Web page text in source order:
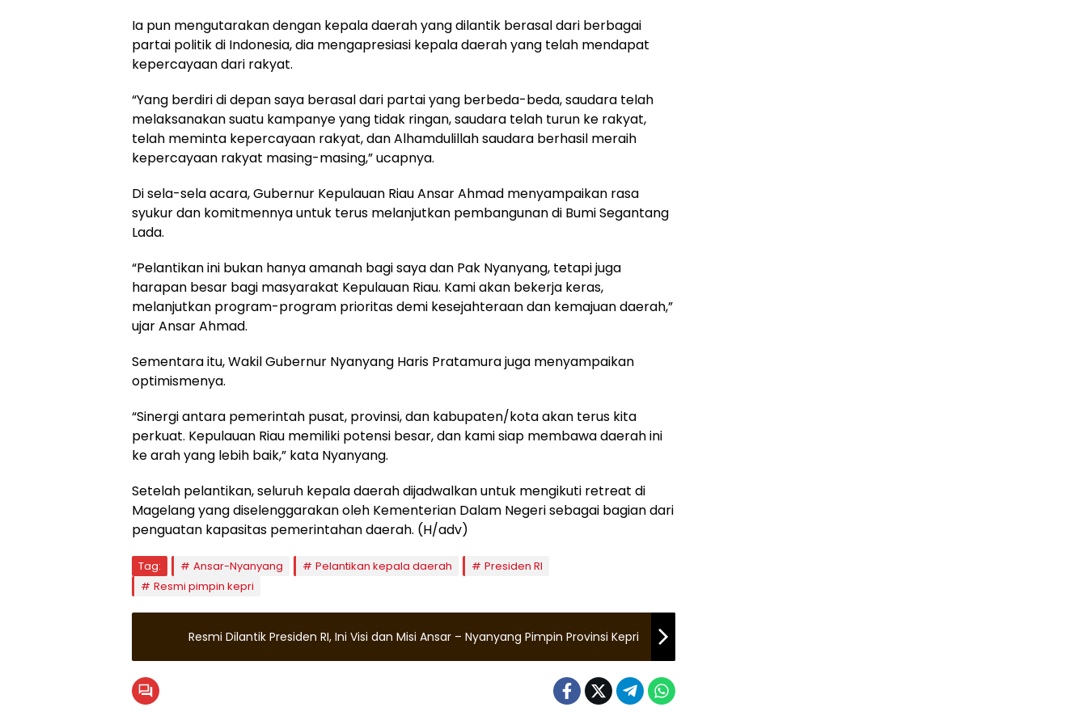
Ia pun mengutarakan dengan kepala daerah yang dilantik berasal dari berbagai
partai politik di Indonesia, dia mengapresiasi kepala daerah yang telah mendapat
kepercayaan dari rakyat.
“Yang berdiri di depan saya berasal dari partai yang berbeda-beda, saudara telah
melaksanakan suatu kampanye yang tidak ringan, saudara telah turun ke rakyat,
telah meminta kepercayaan rakyat, dan Alhamdulillah saudara berhasil meraih
kepercayaan rakyat masing-masing,” ucapnya.
Di sela-sela acara, Gubernur Kepulauan Riau Ansar Ahmad menyampaikan rasa
syukur dan komitmennya untuk terus melanjutkan pembangunan di Bumi Segantang
Lada.
“Pelantikan ini bukan hanya amanah bagi saya dan Pak Nyanyang, tetapi juga
harapan besar bagi masyarakat Kepulauan Riau. Kami akan bekerja keras,
melanjutkan program-program prioritas demi kesejahteraan dan kemajuan daerah,”
ujar Ansar Ahmad.
Sementara itu, Wakil Gubernur Nyanyang Haris Pratamura juga menyampaikan
optimismenya.
“Sinergi antara pemerintah pusat, provinsi, dan kabupaten/kota akan terus kita
perkuat. Kepulauan Riau memiliki potensi besar, dan kami siap membawa daerah ini
ke arah yang lebih baik,” kata Nyanyang.
Setelah pelantikan, seluruh kepala daerah dijadwalkan untuk mengikuti retreat di
Magelang yang diselenggarakan oleh Kementerian Dalam Negeri sebagai bagian dari
penguatan kapasitas pemerintahan daerah. (H/adv)
Tag: Ansar-Nyanyang Pelantikan kepala daerah
Presiden RI
Resmi pimpin kepri
Resmi Dilantik Presiden RI, Ini Visi dan Misi Ansar – Nyanyang Pimpin Provinsi Kepri